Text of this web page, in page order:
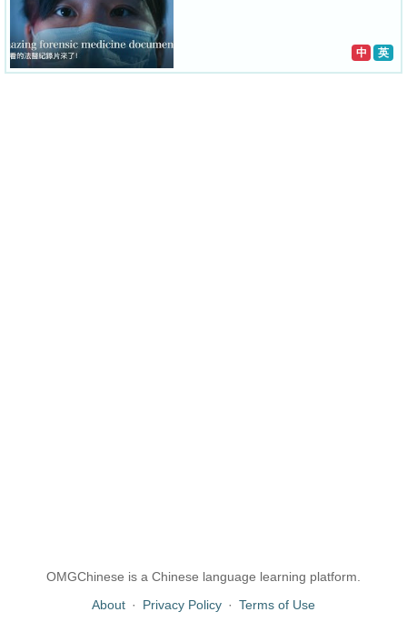
中 英
OMGChinese is a Chinese language learning platform.
About · Privacy Policy · Terms of Use